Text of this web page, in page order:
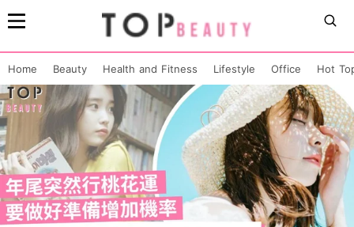
Home Beauty Health and Fitness Lifestyle Office Hot